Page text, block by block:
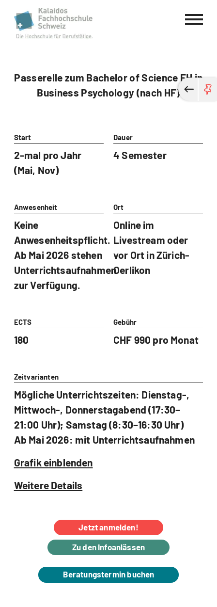
Kalaidos Fachhochschule Schweiz
Passerelle zum Bachelor of Science FH in
Business Psychology (nach HF)
Start
2-mal pro Jahr
(Mai, Nov)
Dauer
4 Semester
Anwesenheit
Keine
Anwesenheitspflicht.
Ab Mai 2026 stehen
Unterrichtsaufnahmen
zur Verfügung.
Ort
Online im
Livestream oder
vor Ort in Zürich-
Oerlikon
ECTS
180
Gebühr
CHF 990 pro Monat
Zeitvarianten
Mögliche Unterrichtszeiten: Dienstag-,
Mittwoch-, Donnerstagabend (17:30–
21:00 Uhr); Samstag (8:30–16:30 Uhr)
Ab Mai 2026: mit Unterrichtsaufnahmen
Grafik einblenden
Weitere Details
Jetzt anmelden!
Zu den Infoanlässen
Beratungstermin buchen